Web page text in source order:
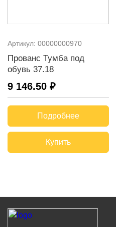
Артикул: 00000000970
Прованс Тумба под
обувь 37.18
9 146.50 ₽
Подробнее
Купить